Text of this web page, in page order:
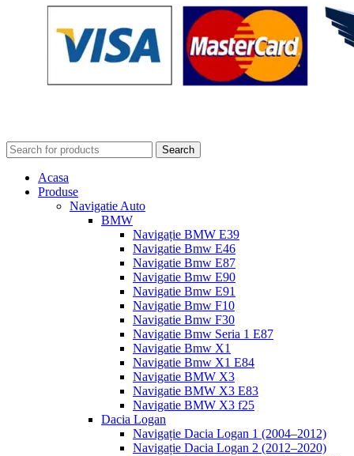
Search
Acasa
Produse
Navigatie Auto
BMW
Navigație BMW E39
Navigatie Bmw E46
Navigatie Bmw E87
Navigatie Bmw E90
Navigatie Bmw E91
Navigatie Bmw F10
Navigatie Bmw F30
Navigatie Bmw Seria 1 E87
Navigatie Bmw X1
Navigatie Bmw X1 E84
Navigatie BMW X3
Navigatie BMW X3 E83
Navigatie BMW X3 f25
Dacia Logan
Navigație Dacia Logan 1 (2004–2012)
Navigație Dacia Logan 2 (2012–2020)